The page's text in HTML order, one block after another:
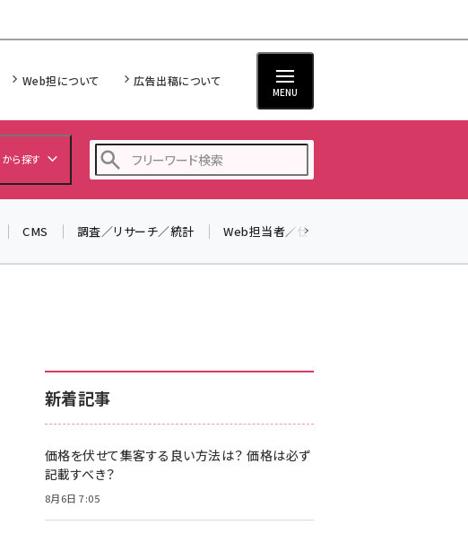
Web担について 広告出稿について
MENU
から探す
z世代 (1620)
meo (1274)
CMS 調査／リサーチ／統計 Web担当者／仕事
新着記事
価格を伏せて集客する良い方法は？ 価格は必ず
記載すべき？
8月6日 7:05